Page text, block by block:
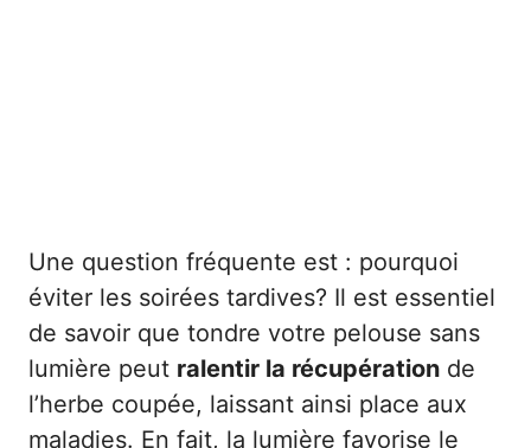
Une question fréquente est : pourquoi
éviter les soirées tardives? Il est essentiel
de savoir que tondre votre pelouse sans
lumière peut ralentir la récupération de
l’herbe coupée, laissant ainsi place aux
maladies. En fait, la lumière favorise le